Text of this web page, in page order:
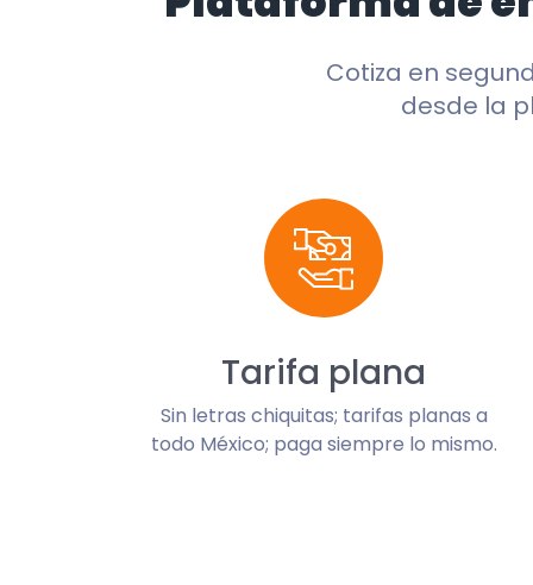
Cotiza en
desde la
Tarifa plana
Sin letras chiquitas; tarifas planas a
todo México; paga siempre lo mismo.